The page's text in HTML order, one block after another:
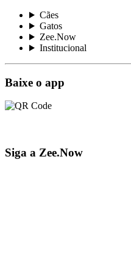
Cães
Gatos
Zee.Now
Institucional
Baixe o app
Siga a Zee.Now